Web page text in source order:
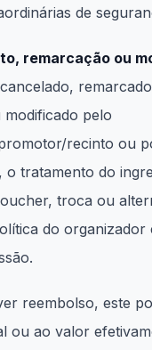
de
remarcação ou
pelo
recinto ou
o tratamento do
troca ou
do
reembolso, este
ou ao valor